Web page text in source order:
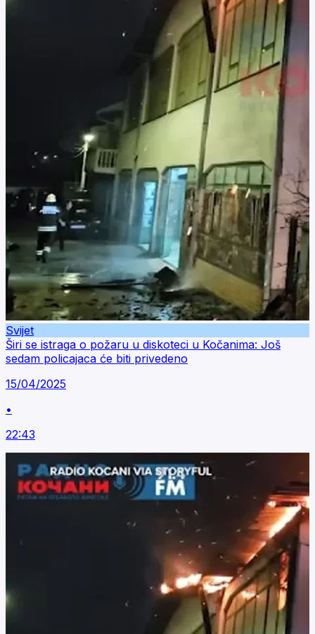
Svijet
Širi se istraga o požaru u diskoteci u Kočanima: Još
sedam policajaca će biti privedeno
15/04/2025
•
22:43